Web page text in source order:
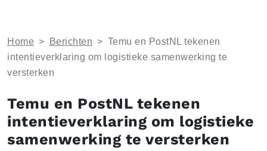
Home > Berichten > Temu en PostNL tekenen
intentieverklaring om logistieke samenwerking te
versterken
Temu en PostNL tekenen
intentieverklaring om logistieke
samenwerking te versterken